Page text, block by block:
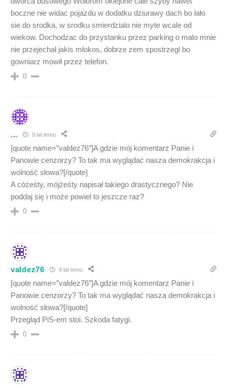
boczne nie widac pojazdu w dodatku dziurawy dach bo lało
sie do srodka, w srodku smierdzialo nie myte wcale od
wiekow. Dochodzac do przystanku przez parking o malo mnie
nie przejechał jakis młokos, dobrze zem spostrzegl bo
gowniarz mowił przez telefon.
0
... 9 lat temu
[quote name=”valdez76″]A gdzie mój komentarz Panie i
Panowie cenzorzy? To tak ma wyglądać nasza demokrakcja i
wolność słowa?[/quote]
A cóżeśty, mójżeśty napisał takiego drastycznego? Nie
poddaj się i może powiel to jeszcze raz?
0
valdez76 9 lat temu
[quote name=”valdez76″]A gdzie mój komentarz Panie i
Panowie cenzorzy? To tak ma wyglądać nasza demokrakcja i
wolność słowa?[/quote]
Przegląd PiS-em stoi. Szkoda fatygi.
0